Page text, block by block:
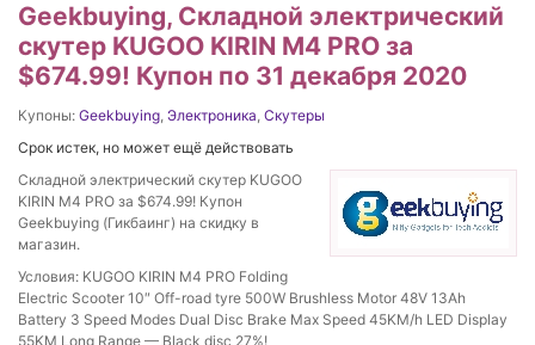
Geekbuying, Складной электрический
скутер KUGOO KIRIN M4 PRO за
$674.99! Купон по 31 декабря 2020
Купоны: Geekbuying, Электроника, Скутеры
Срок истек, но может ещё действовать
Складной электрический скутер KUGOO
KIRIN M4 PRO за $674.99! Купон
Geekbuying (Гикбаинг) на скидку в
магазин.
Условия: KUGOO KIRIN M4 PRO Folding
Electric Scooter 10″ Off-road tyre 500W Brushless Motor 48V 13Ah
Battery 3 Speed Modes Dual Disc Brake Max Speed 45KM/h LED Display
55KM Long Range — Black disc 27%!